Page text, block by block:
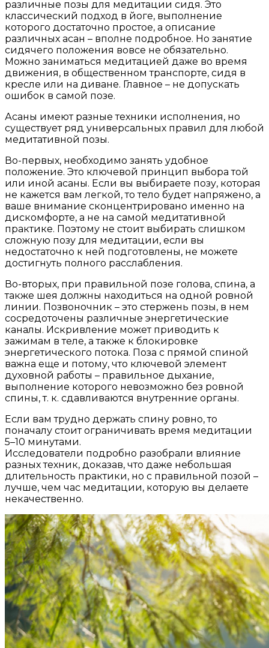
различные позы для медитации сидя. Это
классический подход в йоге, выполнение
которого достаточно простое, а описание
различных асан – вполне подробное. Но занятие
сидячего положения вовсе не обязательно.
Можно заниматься медитацией даже во время
движения, в общественном транспорте, сидя в
кресле или на диване. Главное – не допускать
ошибок в самой позе.
Асаны имеют разные техники исполнения, но
существует ряд универсальных правил для любой
медитативной позы.
Во-первых, необходимо занять удобное
положение. Это ключевой принцип выбора той
или иной асаны. Если вы выбираете позу, которая
не кажется вам легкой, то тело будет напряжено, а
ваше внимание сконцентрировано именно на
дискомфорте, а не на самой медитативной
практике. Поэтому не стоит выбирать слишком
сложную позу для медитации, если вы
недостаточно к ней подготовлены, не можете
достигнуть полного расслабления.
Во-вторых, при правильной позе голова, спина, а
также шея должны находиться на одной ровной
линии. Позвоночник – это стержень позы, в нем
сосредоточены различные энергетические
каналы. Искривление может приводить к
зажимам в теле, а также к блокировке
энергетического потока. Поза с прямой спиной
важна еще и потому, что ключевой элемент
духовной работы – правильное дыхание,
выполнение которого невозможно без ровной
спины, т. к. сдавливаются внутренние органы.
Если вам трудно держать спину ровно, то
поначалу стоит ограничивать время медитации
5–10 минутами.
Исследователи подробно разобрали влияние
разных техник, доказав, что даже небольшая
длительность практики, но с правильной позой –
лучше, чем час медитации, которую вы делаете
некачественно.